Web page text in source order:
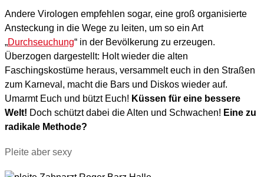
Andere Virologen empfehlen sogar, eine groß organisierte
Ansteckung in die Wege zu leiten, um so ein Art
„Durchseuchung“ in der Bevölkerung zu erzeugen.
Überzogen dargestellt: Holt wieder die alten
Faschingskostüme heraus, versammelt euch in den Straßen
zum Karneval, macht die Bars und Diskos wieder auf.
Umarmt Euch und bützt Euch! Küssen für eine bessere
Welt! Doch schützt dabei die Alten und Schwachen! Eine zu
radikale Methode?
Pleite aber sexy